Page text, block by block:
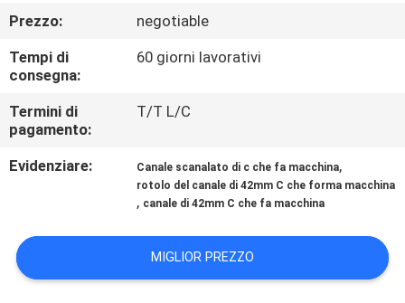
CONTROLLO
DELLA
QUALITÀ
CONTATTACI
CHIEDI UN
PREVENTIVO
Prezzo:
negotiable
Tempi di
consegna:
60 giorni lavorativi
Termini di
pagamento:
T/T L/C
Evidenziare: Canale scanalato di c che fa macchina,
rotolo del canale di 42mm C che forma macchina
, canale di 42mm C che fa macchina
MIGLIOR PREZZO